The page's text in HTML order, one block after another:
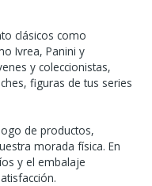
clásicos como
Ivrea, Panini y
y coleccionistas,
figuras de tus series
de productos,
morada física. En
y el embalaje